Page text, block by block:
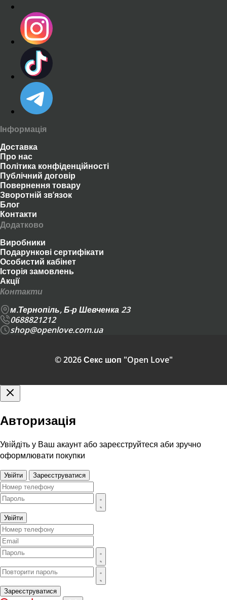
Інформація
Доставка
Про нас
Політика конфіденційності
Публічний договір
Повернення товару
Зворотній зв’язок
Блог
Контакти
Додатково
Виробники
Подарункові сертифікати
Особистий кабінет
Історія замовлень
Акції
Контакти
м.Тернопіль, Б-р Шевченка 23
0688821212
shop@openlove.com.ua
© 2026 Секс шоп "Open Love"
Авторизація
Увійдіть у Ваш акаунт або зареєструйтеся аби зручно
оформлювати покупки
Увійти Зареєструватися
Увійти
Зареєструватися